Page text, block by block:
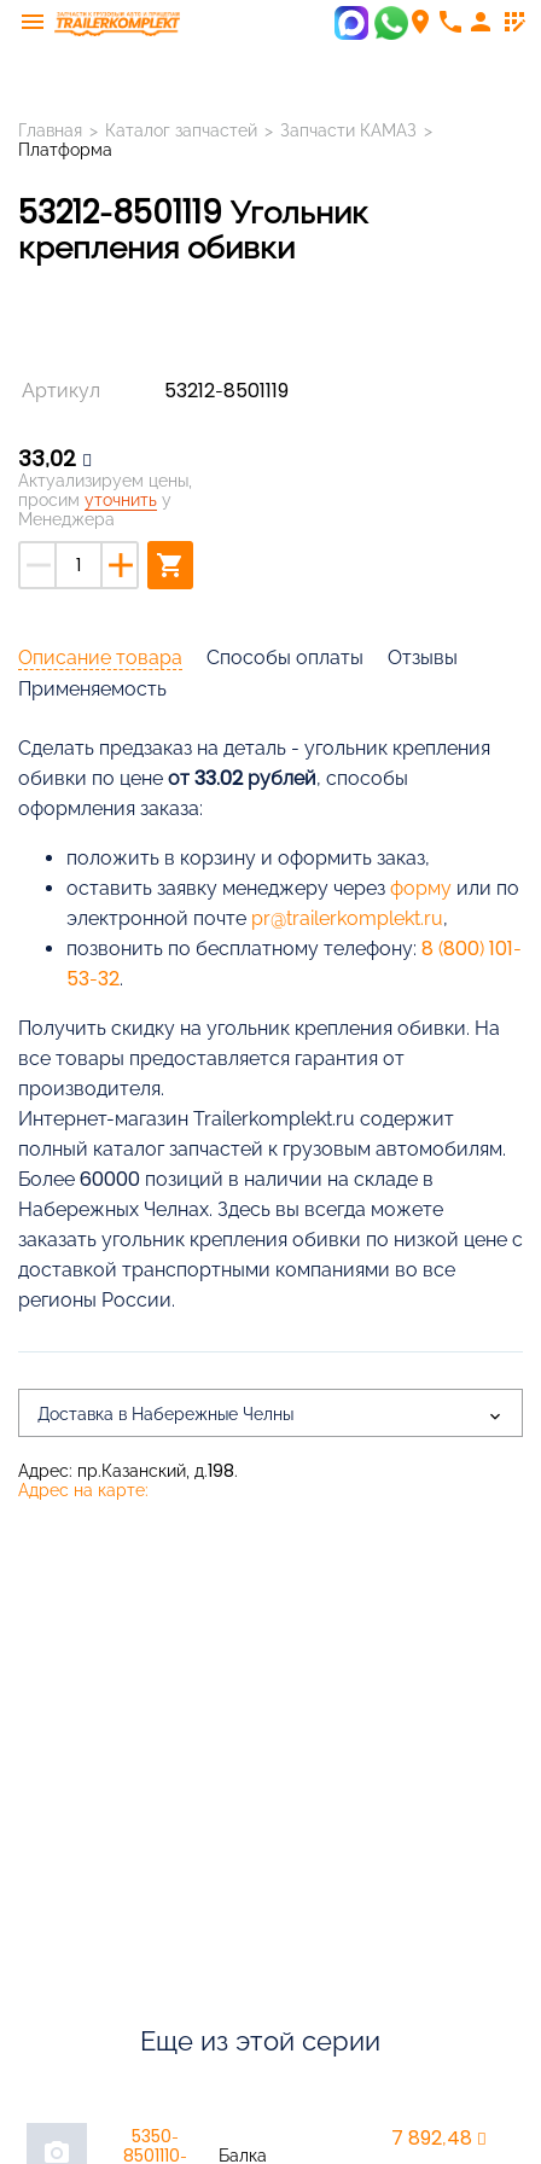
menu room phone person app_registration
Главная > Каталог запчастей > Запчасти КАМАЗ >
Платформа
53212-8501119 Угольник
крепления обивки
Артикул 53212-8501119
33,02
Актуализируем цены,
просим уточнить у
Менеджера
remove add shopping_cart
Описание товара Способы оплаты
Отзывы
Применяемость
Cделать предзаказ на деталь - угольник крепления
обивки по цене от 33.02 рублей, способы
оформления заказа:
положить в корзину и оформить заказ,
оставить заявку менеджеру через форму или по
электронной почте pr@trailerkomplekt.ru,
позвонить по бесплатному телефону: 8 (800) 101-
53-32.
Получить скидку на угольник крепления обивки. На
все товары предоставляется гарантия от
производителя.
Интернет-магазин Trailerkomplekt.ru содержит
полный каталог запчастей к грузовым автомобилям.
Более 60000 позиций в наличии на складе в
Набережных Челнах. Здесь вы всегда можете
заказать угольник крепления обивки по низкой цене с
доставкой транспортными компаниями во все
регионы России.
Доставка в Набережные Челны
Адрес: пр.Казанский, д.198.
Адрес на карте:
Еще из этой серии
photo_camera
5350-
8501110-
Балка
7 892,48